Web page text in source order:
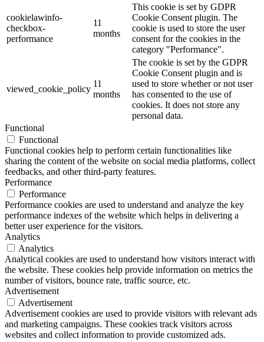
cookielawinfo-
checkbox-
performance
11
months
This cookie is set by GDPR
Cookie Consent plugin. The
cookie is used to store the user
consent for the cookies in the
category "Performance".
viewed_cookie_policy
11
months
The cookie is set by the GDPR
Cookie Consent plugin and is
used to store whether or not user
has consented to the use of
cookies. It does not store any
personal data.
Functional
Functional
Functional cookies help to perform certain functionalities like
sharing the content of the website on social media platforms, collect
feedbacks, and other third-party features.
Performance
Performance
Performance cookies are used to understand and analyze the key
performance indexes of the website which helps in delivering a
better user experience for the visitors.
Analytics
Analytics
Analytical cookies are used to understand how visitors interact with
the website. These cookies help provide information on metrics the
number of visitors, bounce rate, traffic source, etc.
Advertisement
Advertisement
Advertisement cookies are used to provide visitors with relevant ads
and marketing campaigns. These cookies track visitors across
websites and collect information to provide customized ads.